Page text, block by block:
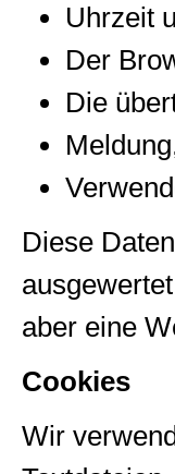
Uhrzeit
Der
Die
Diese
aber eine
Cookies
Wir